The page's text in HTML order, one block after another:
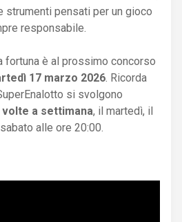
strumenti pensati per un gioco
responsabile.
fortuna è al prossimo concorso
17 marzo 2026 . Ricorda
si svolgono
a settimana, il martedì, il
alle ore 20:00.